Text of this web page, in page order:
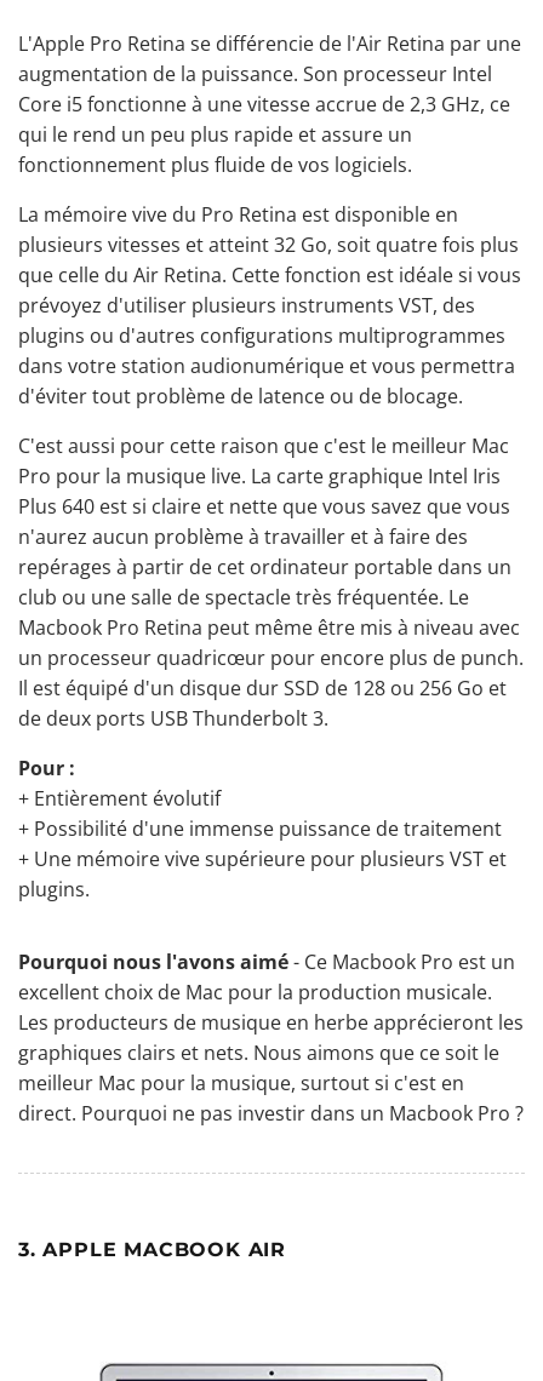
L'Apple Pro Retina se différencie de l'Air Retina par une
augmentation de la puissance. Son processeur Intel
Core i5 fonctionne à une vitesse accrue de 2,3 GHz, ce
qui le rend un peu plus rapide et assure un
fonctionnement plus fluide de vos logiciels.
La mémoire vive du Pro Retina est disponible en
plusieurs vitesses et atteint 32 Go, soit quatre fois plus
que celle du Air Retina. Cette fonction est idéale si vous
prévoyez d'utiliser plusieurs instruments VST, des
plugins ou d'autres configurations multiprogrammes
dans votre station audionumérique et vous permettra
d'éviter tout problème de latence ou de blocage.
C'est aussi pour cette raison que c'est le meilleur Mac
Pro pour la musique live. La carte graphique Intel Iris
Plus 640 est si claire et nette que vous savez que vous
n'aurez aucun problème à travailler et à faire des
repérages à partir de cet ordinateur portable dans un
club ou une salle de spectacle très fréquentée. Le
Macbook Pro Retina peut même être mis à niveau avec
un processeur quadricœur pour encore plus de punch.
Il est équipé d'un disque dur SSD de 128 ou 256 Go et
de deux ports USB Thunderbolt 3.
Pour :
+ Entièrement évolutif
+ Possibilité d'une immense puissance de traitement
+ Une mémoire vive supérieure pour plusieurs VST et
plugins.
Pourquoi nous l'avons aimé- Ce Macbook Pro est un
excellent choix de Mac pour la production musicale.
Les producteurs de musique en herbe apprécieront les
graphiques clairs et nets. Nous aimons que ce soit le
meilleur Mac pour la musique, surtout si c'est en
direct. Pourquoi ne pas investir dans un Macbook Pro ?
3. APPLE MACBOOK AIR